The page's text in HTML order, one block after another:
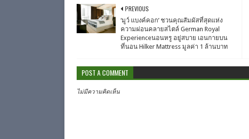
PREVIOUS
‘มูว์ แบงค์คอก’ ชวนคุณสัมผัสที่สุดแห่ง
ความผ่อนคลายสไตล์ German Royal
Experienceนอนหรู อยู่สบาย เอนกายบน
ที่นอน Hilker Mattress มูลค่า 1 ล้านบาท
POST A COMMENT
ไม่มีความคิดเห็น